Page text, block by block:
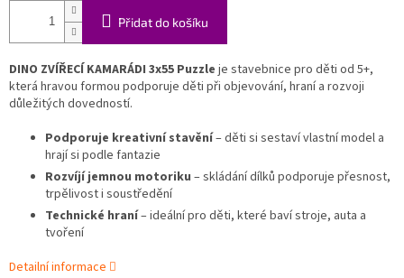
Přidat do košíku
DINO ZVÍŘECÍ KAMARÁDI 3x55 Puzzle je stavebnice pro děti od 5+,
která hravou formou podporuje děti při objevování, hraní a rozvoji
důležitých dovedností.
Podporuje kreativní stavění– děti si sestaví vlastní model a
hrají si podle fantazie
Rozvíjí jemnou motoriku – skládání dílků podporuje přesnost,
trpělivost i soustředění
Technické hraní– ideální pro děti, které baví stroje, auta a
tvoření
Detailní informace